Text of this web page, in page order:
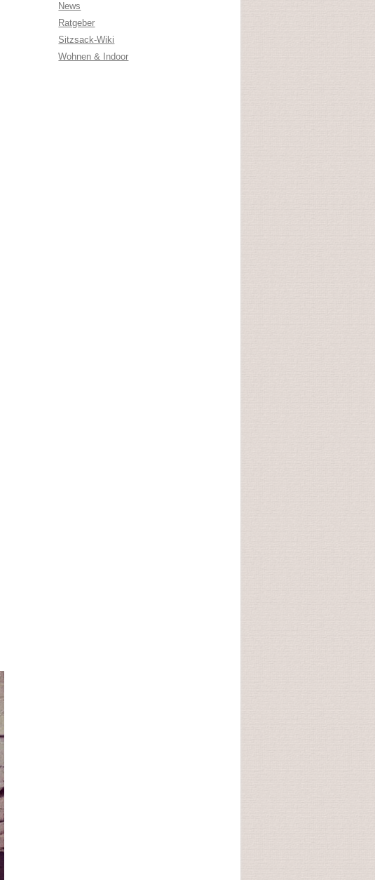
News
Ratgeber
Sitzsack-Wiki
Wohnen & Indoor